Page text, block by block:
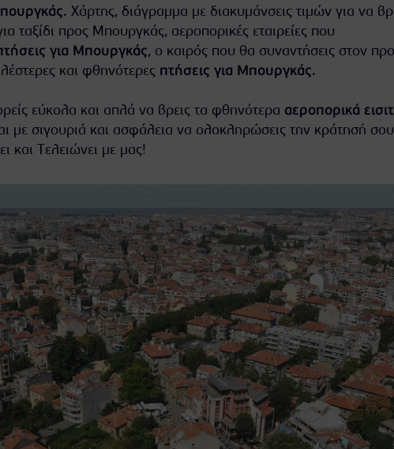
. Χάρτης, διάγραμμα με διακυμάνσεις τιμών για να
ταξίδι προς Μπουργκάς, αεροπορικές εταιρείες που
για Μπουργκάς, ο καιρός που θα συναντήσεις στον
και φθηνότερες πτήσεις για Μπουργκάς.
εύκολα και απλά να βρεις τα φθηνότερα αεροπορικά
με σιγουριά και ασφάλεια να ολοκληρώσεις την κράτησή
και Τελειώνει με μας!